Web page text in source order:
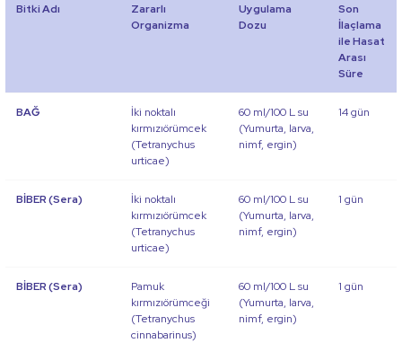
Bitki Adı
Zararlı
Organizma
Uygulama
Dozu
Son
İlaçlama
ile Hasat
Arası
Süre
BAĞ
İki noktalı
kırmızıörümcek
(Tetranychus
urticae)
60 ml/100 L su
(Yumurta, larva,
nimf, ergin)
14 gün
BİBER (Sera)
İki noktalı
kırmızıörümcek
(Tetranychus
urticae)
60 ml/100 L su
(Yumurta, larva,
nimf, ergin)
1 gün
BİBER (Sera)
Pamuk
kırmızıörümceği
(Tetranychus
cinnabarinus)
60 ml/100 L su
(Yumurta, larva,
nimf, ergin)
1 gün